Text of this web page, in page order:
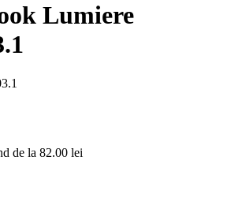
Lumiere
de la 82.00 lei